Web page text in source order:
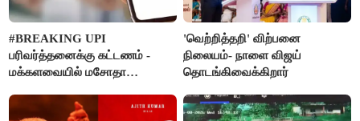
#BREAKING UPI
பரிவர்த்தனைக்கு கட்டணம் -
மக்களவையில் மசோதா
'வெற்றித்தறி' விற்பனை
நிலையம்- நாளை விஜய்
தொடங்கிவைக்கிறார்